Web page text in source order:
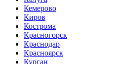
Кемерово
Киров
Кострома
Красногорск
Краснодар
Красноярск
Курган